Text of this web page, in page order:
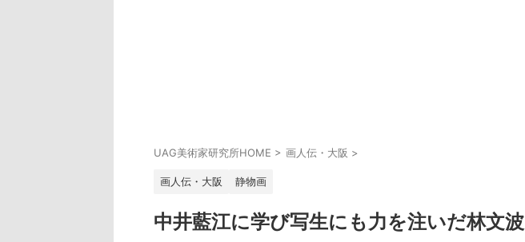
UAG美術家研究所HOME > 画人伝・大阪 >
画人伝・大阪 静物画
中井藍江に学び写生にも力を注いだ林文波